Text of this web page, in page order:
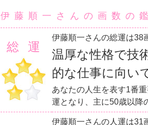
伊藤順一さんの画数の
総運
伊藤順一さんの総運は38
温厚な性格で技
的な仕事に向い
あなたの人生を表す1番
運となり、主に50歳以降
伊藤順一さんの人運は31